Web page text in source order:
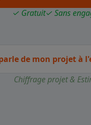
✓ Gratuit✓ Sans
de mon projet à
Chiffrage projet &